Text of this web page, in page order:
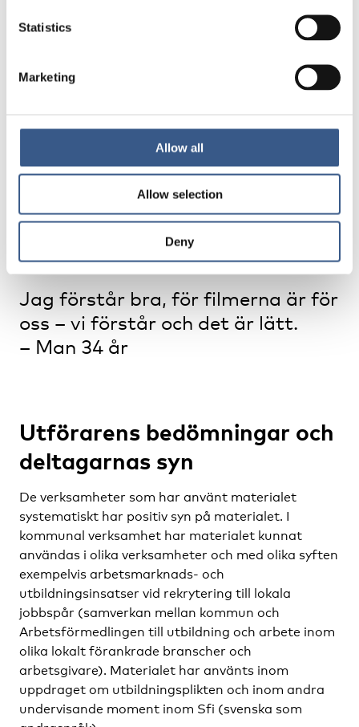
Statistics
Marketing
Allow all
Allow selection
Deny
språkundervisningssyfte i svenska som andraspråk.
Ekonomi
flera offentliga aktörer såsom Länsstyrelserna och
Arbetsförmedlingen. Materialet är publicerat på
dessa myndigheters digitala plattformar och finns
tillgängligt att använda utan kostnad.
Jag förstår bra, för filmerna är för
oss – vi förstår och det är lätt.
– Man 34 år
Utförarens bedömningar och
deltagarnas syn
De verksamheter som har använt materialet
systematiskt har positiv syn på materialet. I
kommunal verksamhet har materialet kunnat
användas i olika verksamheter och med olika syften
exempelvis arbetsmarknads- och
utbildningsinsatser vid rekrytering till lokala
jobbspår (samverkan mellan kommun och
Arbetsförmedlingen till utbildning och arbete inom
olika lokalt förankrade branscher och
arbetsgivare). Materialet har använts inom
uppdraget om utbildningsplikten och inom andra
undervisande moment inom Sfi (svenska som